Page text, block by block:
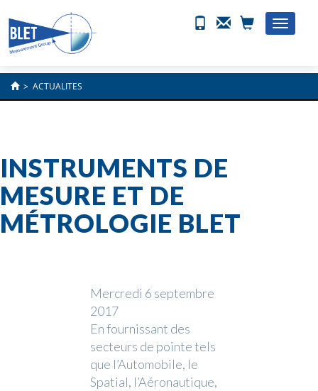
Toggle
> ACTUALITES
INSTRUMENTS DE
MESURE ET DE
MÉTROLOGIE BLET
Mercredi 6 septembre
2017
En fournissant des
secteurs de pointe tels
que l’Automobile, le
Spatial, l’Aéronautique,